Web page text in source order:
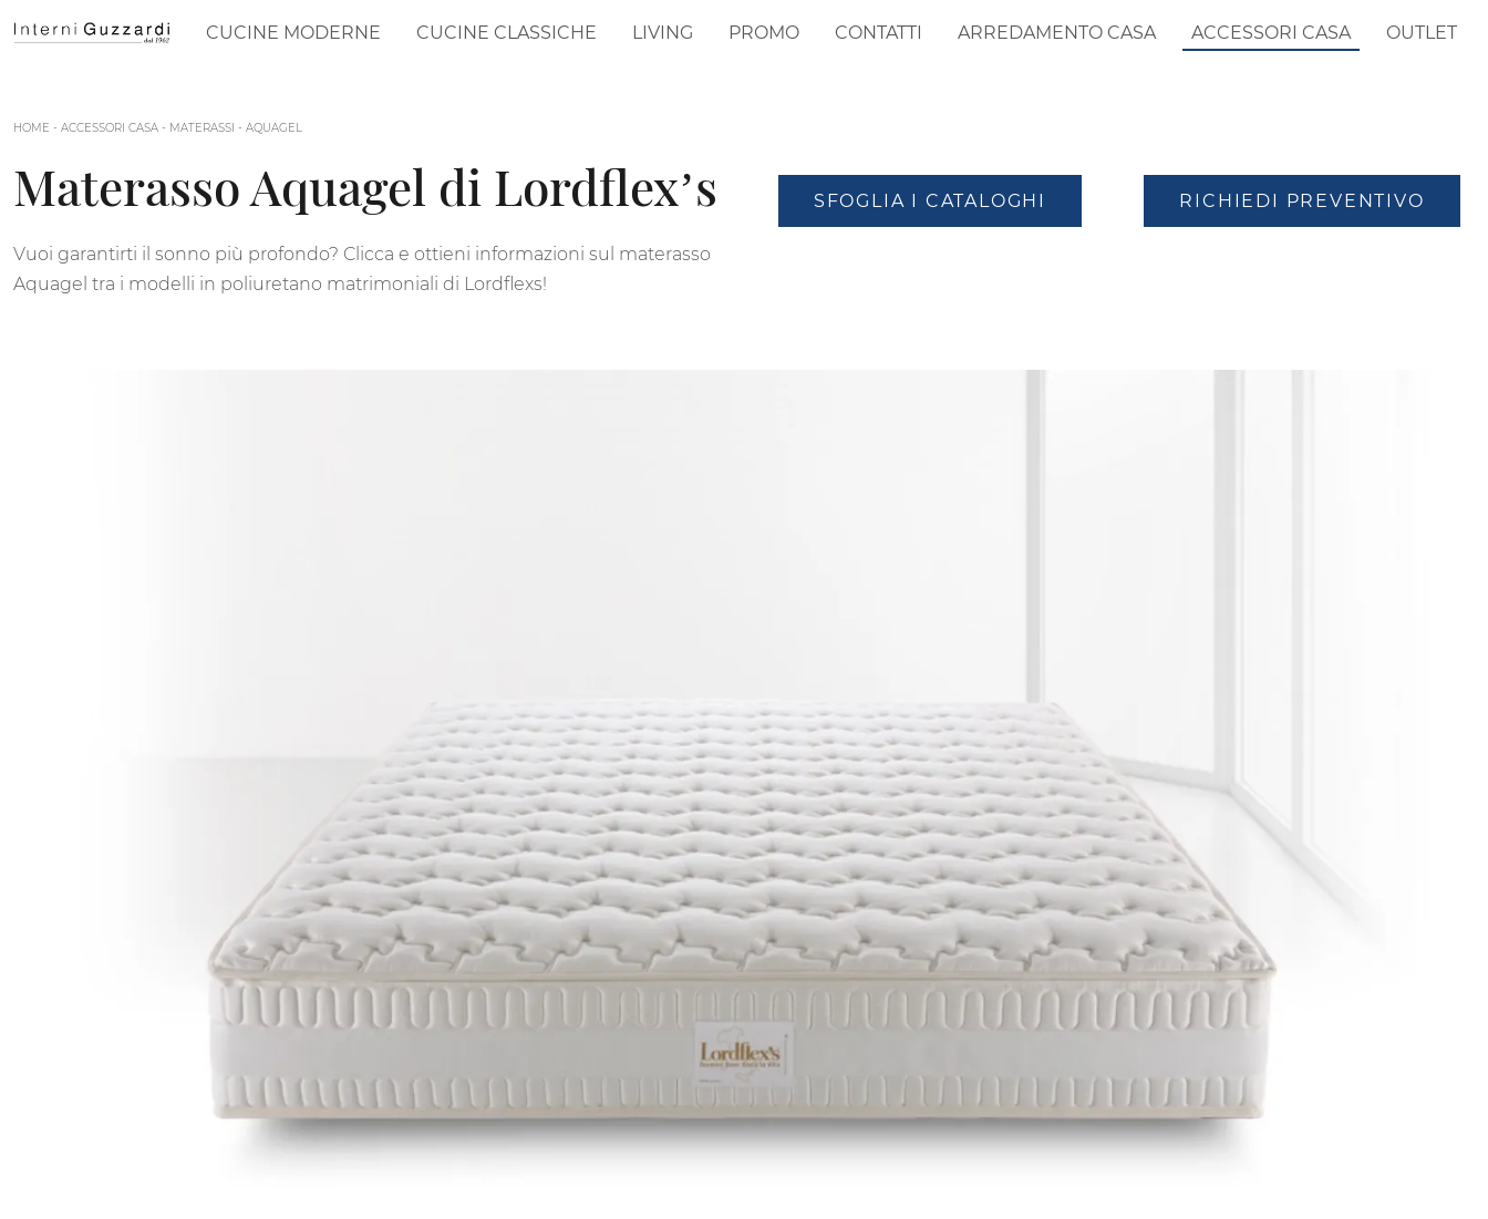
CUCINE MODERNE CUCINE CLASSICHE LIVING PROMO CONTATTI ARREDAMENTO CASA ACCESSORI CASA OUTLET
HOME - ACCESSORI CASA - MATERASSI - AQUAGEL
Materasso Aquagel di Lordflex’s
Vuoi garantirti il sonno più profondo? Clicca e ottieni informazioni sul materasso
Aquagel tra i modelli in poliuretano matrimoniali di Lordflexs!
SFOGLIA I CATALOGHI RICHIEDI PREVENTIVO